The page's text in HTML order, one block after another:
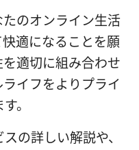
のオンライン生活
適になることを願
適切に組み合わせ
イフをよりプライ
。
の詳しい解説や、